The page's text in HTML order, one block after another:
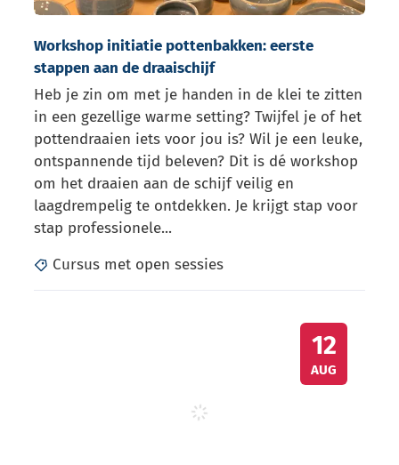
Workshop initiatie pottenbakken: eerste
stappen aan de draaischijf
Heb je zin om met je handen in de klei te zitten
in een gezellige warme setting? Twijfel je of het
pottendraaien iets voor jou is? Wil je een leuke,
ontspannende tijd beleven? Dit is dé workshop
om het draaien aan de schijf veilig en
laagdrempelig te ontdekken. Je krijgt stap voor
stap professionele...
Cursus met open sessies
WO
12
AUG